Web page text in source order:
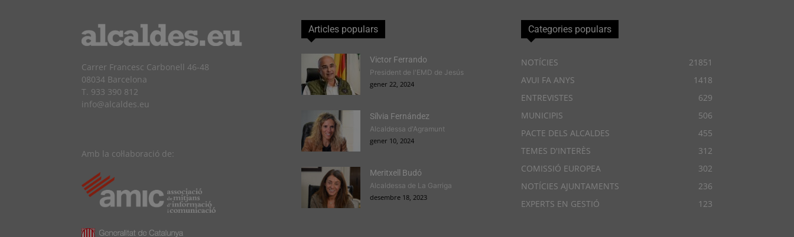
Carrer Francesc Carbonell 46-48
08034 Barcelona
T. 933 390 812
info@alcaldes.eu
Amb la col·laboració de:
Articles populars
Victor Ferrando
President de l'EMD de Jesús
gener 22, 2024
Sílvia Fernández
Alcaldessa d'Agramunt
gener 10, 2024
Meritxell Budó
Alcaldessa de La Garriga
desembre 18, 2023
Categories populars
NOTÍCIES
21851
AVUI FA ANYS
1418
ENTREVISTES
629
MUNICIPIS
506
PACTE DELS ALCALDES
455
TEMES D'INTERÈS
312
COMISSIÓ EUROPEA
302
NOTÍCIES AJUNTAMENTS
236
EXPERTS EN GESTIÓ
123